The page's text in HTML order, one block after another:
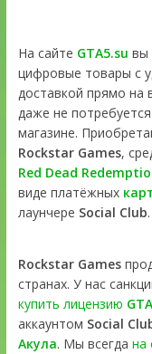
На сайте GTA5.su вы
цифровые товары с
доставкой прямо на
даже не
магазине.
Rockstar Games,
Red Dead
виде платёжных
лаунчере Social Club.
Rockstar Games
странах. У нас
купить лицензию
аккаунтом Social
Акула. Мы всегда на